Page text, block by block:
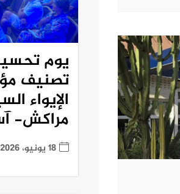
يوم
تصنيف
الإيواء
مراكش-
18 يونيو، 2026